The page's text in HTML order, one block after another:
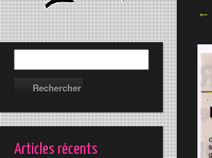
←
Articles récents